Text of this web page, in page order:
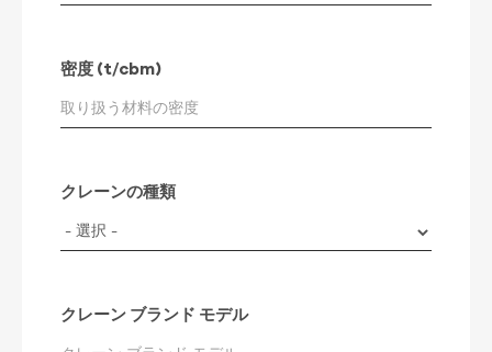
密度 (t/cbm)
クレーンの種類
クレーン ブランド モデル